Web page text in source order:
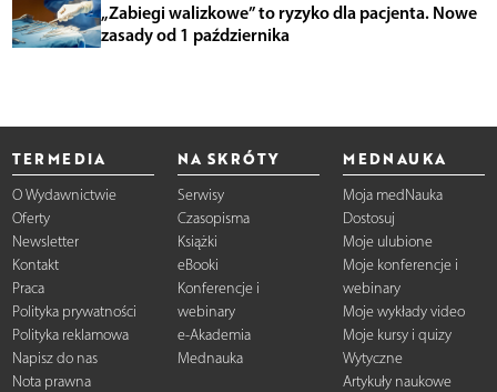
„Zabiegi walizkowe” to ryzyko dla pacjenta. Nowe
zasady od 1 października
TERMEDIA
O Wydawnictwie
Oferty
Newsletter
Kontakt
Praca
Polityka prywatności
Polityka reklamowa
Napisz do nas
Nota prawna
NA SKRÓTY
Serwisy
Czasopisma
Książki
eBooki
Konferencje i
webinary
e-Akademia
Mednauka
MEDNAUKA
Moja medNauka
Dostosuj
Moje ulubione
Moje konferencje i
webinary
Moje wykłady video
Moje kursy i quizy
Wytyczne
Artykuły naukowe